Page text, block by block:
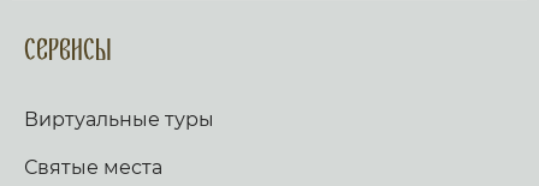
Сервисы
Виртуальные туры
Святые места